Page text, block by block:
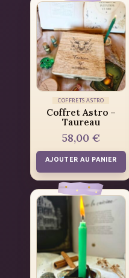
COFFRETS ASTRO
Coffret Astro –
Taureau
58,00 €
AJOUTER AU PANIER